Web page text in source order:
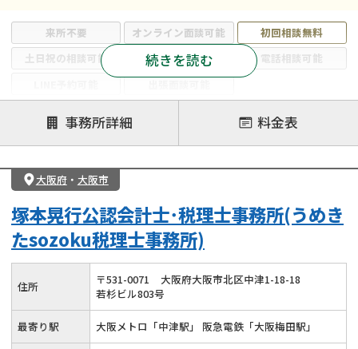
来所不要 オンライン面談可能
初回相談無料
土日祝の相談可能
19時以降電話可能
電話相談可能
注力案件
遺言書作成・遺言執行
相続放棄
相続登記
遺産分割
遺留分侵害額請求
相続税申告
相続手続き
成年後見・任意後見
贈与税
生前対策
相続人調査
相続財産調査
続きを読む
事務所詳細 料金表
大阪府・ 大阪市
塚本晃行公認会計士･税理士事務所(うめき
たsozoku税理士事務所)
住所 〒531-0071
大阪府大阪市北区中津1-18-18
若杉ビル803号
最寄り駅 大阪メトロ「中津駅」 阪急電鉄「大阪梅田駅」